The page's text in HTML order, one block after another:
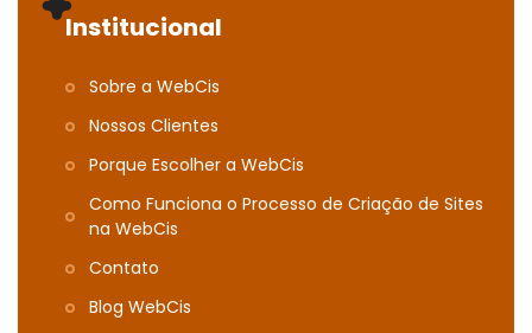
Institucional
Sobre a WebCis
Nossos Clientes
Porque Escolher a WebCis
Como Funciona o Processo de Criação de Sites
na WebCis
Contato
Blog WebCis